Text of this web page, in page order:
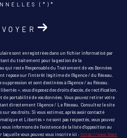
(*)*
sont enregistrées dans un fichier informatisé par
du traitement pour la gestion de la
qui reste Responsable du Traitement de vos Données
repose sur l'intérêt légitime de l'Agence / du Réseau.
et sont destinées à l'Agence / au Réseau.
», vous disposez des droits d’accès, de rectification,
de portabilité de vos données. Vous pouvez retirer votre
directement l’Agence / Le Réseau. Consultez le site
sur vos droits. Si vous estimez, après avoir contacté
et Libertés » ne sont pas respectés, vous pouvez
informons de l’existence de la liste d'opposition au
vous pouvez vous inscrire ici : https://www.bloct